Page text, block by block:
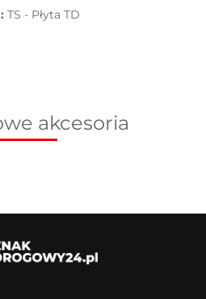
TS - Płyta TD
akcesoria